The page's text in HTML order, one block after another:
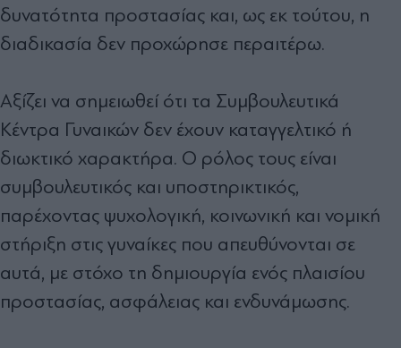
δυνατότητα προστασίας και, ως εκ τούτου, η
διαδικασία δεν προχώρησε περαιτέρω.
Αξίζει να σημειωθεί ότι τα Συμβουλευτικά
Κέντρα Γυναικών δεν έχουν καταγγελτικό ή
διωκτικό χαρακτήρα. Ο ρόλος τους είναι
συμβουλευτικός και υποστηρικτικός,
παρέχοντας ψυχολογική, κοινωνική και νομική
στήριξη στις γυναίκες που απευθύνονται σε
αυτά, με στόχο τη δημιουργία ενός πλαισίου
προστασίας, ασφάλειας και ενδυνάμωσης.